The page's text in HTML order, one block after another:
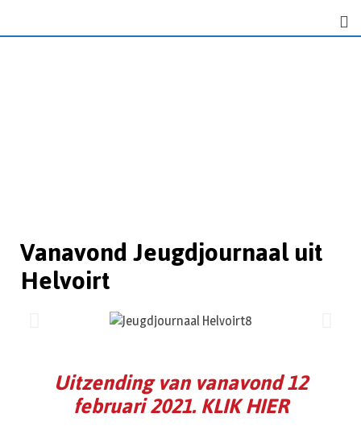
Vanavond Jeugdjournaal uit
Helvoirt
Uitzending van vanavond 12
februari 2021. KLIK HIER